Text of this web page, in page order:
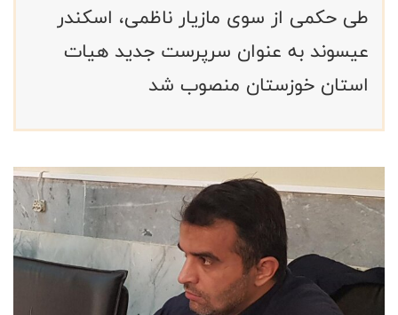
طی حکمی از سوی مازیار ناظمی، اسکندر
عیسوند به عنوان سرپرست جدید هیات
استان خوزستان منصوب شد